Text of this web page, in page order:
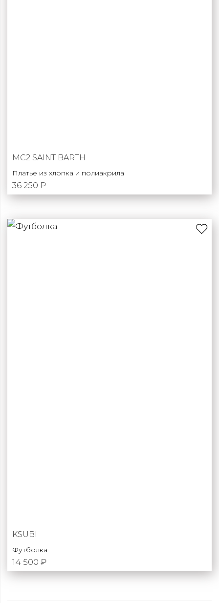
MC2 SAINT BARTH
Платье из хлопка и полиакрила
36 250 ₽
KSUBI
Футболка
14 500 ₽